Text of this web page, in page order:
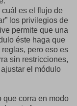
es el flujo de
los privilegios de
permite que una
éste haga que
pero eso es
sin restricciones,
el módulo
que corra en modo